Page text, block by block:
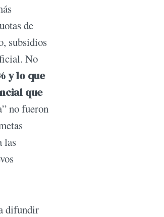
de
subsidios
No
y lo que
que
no fueron
las
difundir